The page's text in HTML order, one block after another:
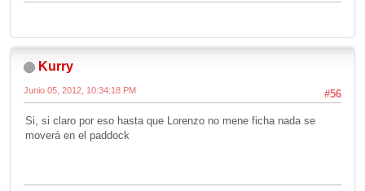
Kurry
#56
Junio 05, 2012, 10:34:18 PM
Si, si claro por eso hasta que Lorenzo no mene ficha nada se
moverá en el paddock